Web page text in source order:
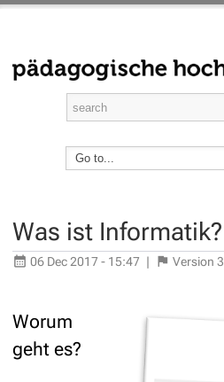
Was ist Informatik?
06 Dec 2017 - 15:47 | Version 3
Worum
geht es?